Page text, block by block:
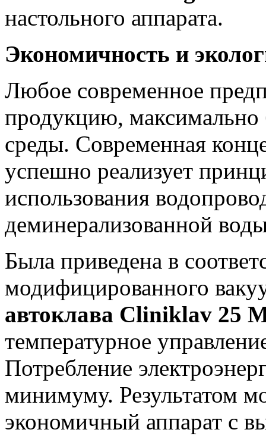
настольного аппарата.
Экономичность и
Любое современное
продукцию,
среды. Современная
успешно реализует
использования
деминерализованной
Была приведена в
модифицированного
автоклава Cliniklav 25
температурное
Потребление
минимуму. Результатом
экономичный аппарат с